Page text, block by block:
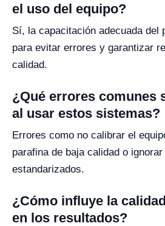
el uso del equipo?
Sí, la capacitación adecuada del
para evitar errores y garantizar
calidad.
¿Qué errores comunes
al usar estos sistemas?
Errores como no calibrar el
parafina de baja calidad o
estandarizados.
¿Cómo influye la
en los resultados?